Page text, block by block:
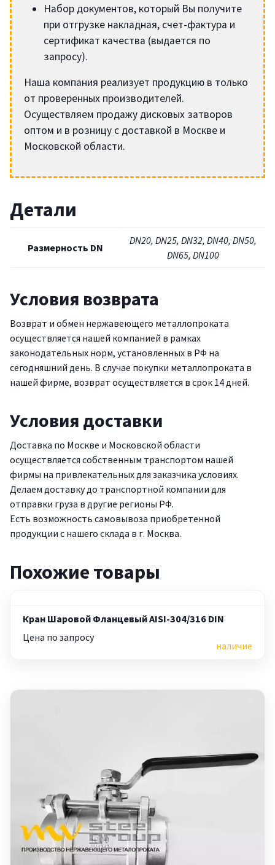
Набор документов, который Вы получите
при отгрузке накладная, счет-фактура и
сертификат качества (выдается по
запросу).
Наша компания реализует продукцию в только
от проверенных производителей.
Осуществляем продажу дисковых затворов
оптом и в розницу с доставкой в Москве и
Московской области.
Детали
Размерность DN
DN20, DN25, DN32, DN40, DN50,
DN65, DN100
Условия возврата
Возврат и обмен нержавеющего металлопроката
осуществляется нашей компанией в рамках
законодательных норм, установленных в РФ на
сегодняшний день. В случае покупки металлопроката в
нашей фирме, возврат осуществляется в срок 14 дней.
Условия доставки
Доставка по Москве и Московской области
осуществляется собственным транспортом нашей
фирмы на привлекательных для заказчика условиях.
Делаем доставку до транспортной компании для
отправки груза в другие регионы РФ.
Есть возможность самовывоза приобретенной
продукции с нашего склада в г. Москва.
Похожие товары
Кран Шаровой Фланцевый AISI-304/316 DIN
Цена по запросу
наличие